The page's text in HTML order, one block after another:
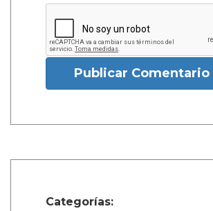
Publicar Comentario
Categorías: